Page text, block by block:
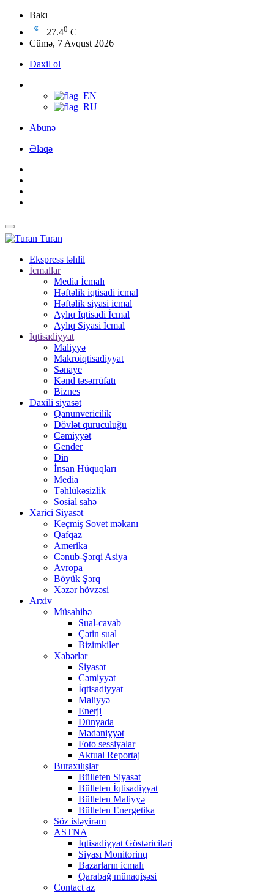
Bakı
27.40 C
Cümə, 7 Avqust 2026
Daxil ol
Abunə
Əlaqə
Turan
Ekspress təhlil
İcmallar
Media İcmalı
Həftəlik iqtisadi icmal
Həftəlik siyasi icmal
Aylıq İqtisadi İcmal
Aylıq Siyasi İcmal
İqtisadiyyat
Maliyyə
Makroiqtisadiyyat
Sənaye
Kənd təsərrüfatı
Biznes
Daxili siyasət
Qanunvericilik
Dövlət quruculuğu
Cəmiyyət
Gender
Din
İnsan Hüquqları
Media
Təhlükəsizlik
Sosial sahə
Xarici Siyasət
Keçmiş Sovet məkanı
Qafqaz
Amerika
Cənub-Şərqi Asiya
Avropa
Böyük Şərq
Xəzər hövzəsi
Arxiv
Müsahibə
Sual-cavab
Çətin sual
Bizimkiler
Xəbərlər
Siyasət
Cəmiyyət
İqtisadiyyat
Maliyyə
Enerji
Dünyada
Mədəniyyət
Foto sessiyalar
Aktual Reportaj
Buraxılışlar
Bülleten Siyasət
Bülleten İqtisadiyyat
Bülleten Maliyyə
Bülleten Energetika
Söz istəyirəm
ASTNA
İqtisadiyyat Göstəriciləri
Siyası Monitorinq
Bazarların icmalı
Qarabağ münaqişəsi
Contact az